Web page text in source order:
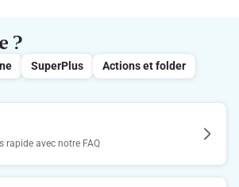
?
SuperPlus
Actions et folder
rapide avec notre FAQ